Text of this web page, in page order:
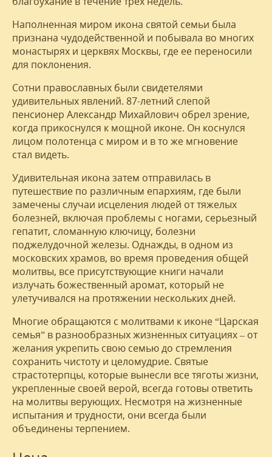
Наполненная миром икона святой семьи была
признана чудодейственной и побывала во многих
монастырях и церквях Москвы, где ее переносили
для поклонения.
Сотни православных были свидетелями
удивительных явлений. 87-летний слепой
пенсионер Александр Михайлович обрел зрение,
когда прикоснулся к мощной иконе. Он коснулся
лицом полотенца с миром и в то же мгновение
стал видеть.
Удивительная икона затем отправилась в
путешествие по различным епархиям, где были
замечены случаи исцеления людей от тяжелых
болезней, включая проблемы с ногами, серьезный
гепатит, сломанную ключицу, болезни
поджелудочной железы. Однажды, в одном из
московских храмов, во время проведения общей
молитвы, все присутствующие книги начали
излучать божественный аромат, который не
улетучивался на протяжении нескольких дней.
Многие обращаются с молитвами к иконе “Царская
семья” в разнообразных жизненных ситуациях – от
желания укрепить свою семью до стремления
сохранить чистоту и целомудрие. Святые
страстотерпцы, которые вынесли все тяготы жизни,
укрепленные своей верой, всегда готовы ответить
на молитвы верующих. Несмотря на жизненные
испытания и трудности, они всегда были
объединены терпением.